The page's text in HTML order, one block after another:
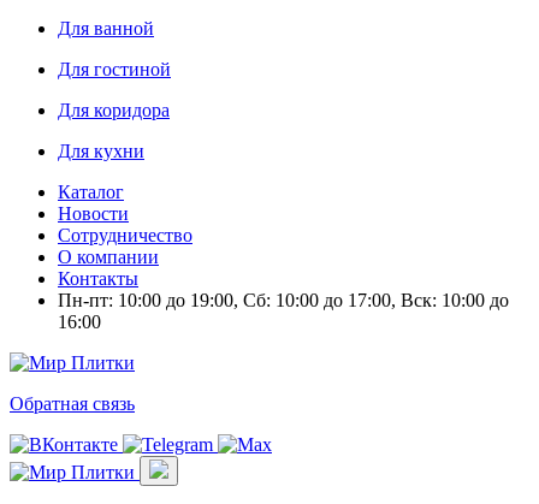
Для ванной
Для гостиной
Для коридора
Для кухни
Каталог
Новости
Сотрудничество
О компании
Контакты
Пн-пт: 10:00 до 19:00, Сб: 10:00 до 17:00, Вск: 10:00 до
16:00
Обратная связь